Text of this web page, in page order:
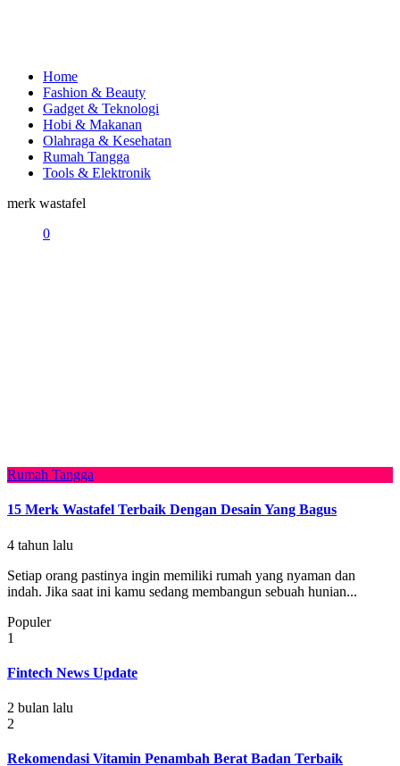
Home
Fashion & Beauty
Gadget & Teknologi
Hobi & Makanan
Olahraga & Kesehatan
Rumah Tangga
Tools & Elektronik
merk wastafel
0
Rumah Tangga
15 Merk Wastafel Terbaik Dengan Desain Yang Bagus
4 tahun lalu
Setiap orang pastinya ingin memiliki rumah yang nyaman dan
indah. Jika saat ini kamu sedang membangun sebuah hunian...
Populer
1
Fintech News Update
2 bulan lalu
2
Rekomendasi Vitamin Penambah Berat Badan Terbaik